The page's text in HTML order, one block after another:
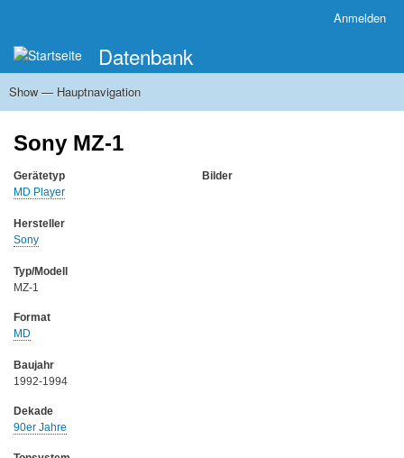
Anmelden
Datenbank
Hauptnavigation
Show — Hauptnavigation
Startseite
Zu den Sammlungen
Systematik
Hersteller
Inhalt und Ausrichtung der Sammlung
Museale Ausstellungen
Sony MZ-1
Gerätetyp
MD Player
Hersteller
Sony
Typ/Modell
MZ-1
Format
MD
Baujahr
1992-1994
Dekade
90er Jahre
Bilder